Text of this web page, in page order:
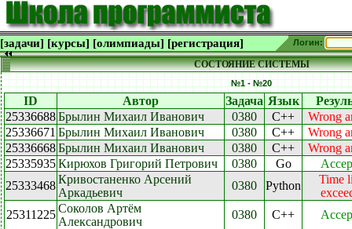
[задачи] [курсы] [олимпиады] [регистрация] Логин:
СОСТОЯНИЕ СИСТЕМЫ
№1 - №20
ID Автор Задача Язык
25336688Брылин Михаил Иванович 0380 C++
Wrong
25336671 Брылин Михаил Иванович 0380 C++
Wrong
25336668Брылин Михаил Иванович 0380 C++
Wrong
25335935Кирюхов Григорий Петрович 0380 Go
25333468Кривостаненко Арсений
Аркадьевич
0380 Python
Time
25311225 Соколов Артём
Александрович
0380 C++